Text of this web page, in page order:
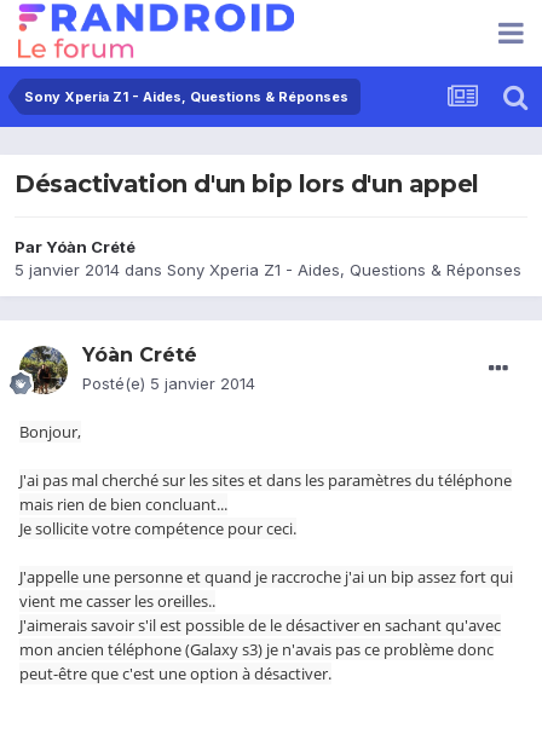
Sony Xperia Z1 - Aides, Questions & Réponses
Désactivation d'un bip lors d'un appel
ParYóàn Crété
5 janvier 2014 dans Sony Xperia Z1 - Aides, Questions & Réponses
Yóàn Crété
Posté(e) 5 janvier 2014
Bonjour,
J'ai pas mal cherché sur les sites et dans les paramètres du téléphone
mais rien de bien concluant...
Je sollicite votre compétence pour ceci.
J'appelle une personne et quand je raccroche j'ai un bip assez fort qui
vient me casser les oreilles..
J'aimerais savoir s'il est possible de le désactiver en sachant qu'avec
mon ancien téléphone (Galaxy s3) je n'avais pas ce problème donc
peut-être que c'est une option à désactiver.